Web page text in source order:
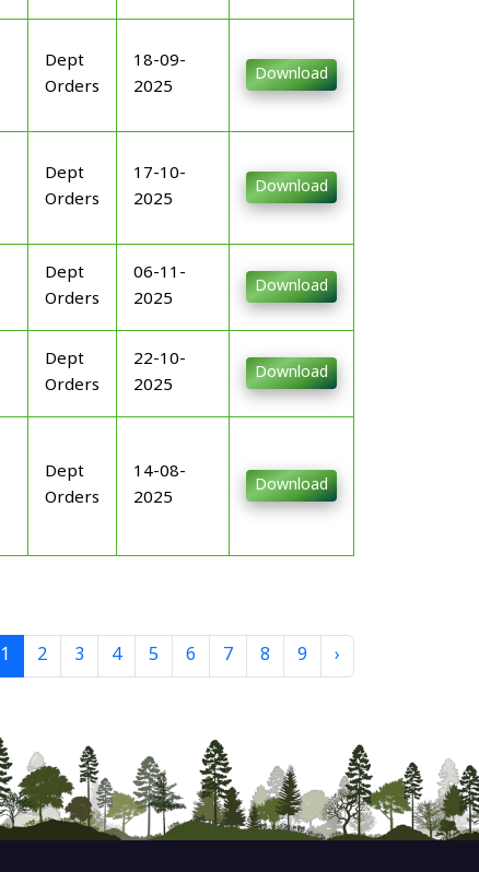
Dept
Orders
18-09-
2025
Download
Dept
Orders
17-10-
2025
Download
Dept
Orders
06-11-
2025
Download
Dept
Orders
22-10-
2025
Download
Dept
Orders
14-08-
2025
Download
1 2 3 4 5 6 7 8 9 ›